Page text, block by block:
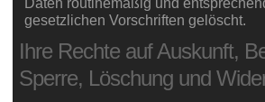
gesetzlichen Vorschriften gelöscht.
Ihre Rechte auf Auskunft,
Sperre, Löschung und